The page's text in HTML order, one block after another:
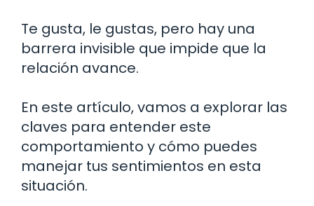
Te gusta, le gustas, pero hay una
barrera invisible que impide que la
relación avance.
En este artículo, vamos a explorar las
claves para entender este
comportamiento y cómo puedes
manejar tus sentimientos en esta
situación.